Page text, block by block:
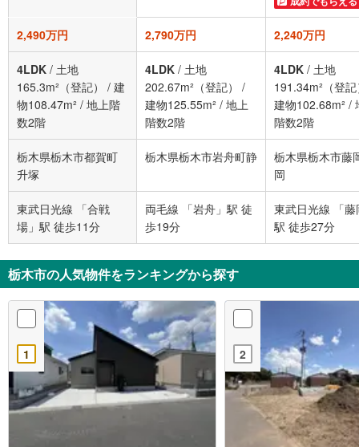
2,490万円 2,790万円 2,240万円
4LDK / 土地
165.3m²（登記）
/ 建
物108.47m² / 地上階
数2階
4LDK / 土地
202.67m²（登記）
/
建物125.55m² / 地上
階数2階
4LDK / 土地
191.34m²（登
建物102.68m² /
階数2階
栃木県栃木市都賀町
升塚
栃木県栃木市岩舟町静
栃木県栃木市藤
岡
東武日光線 「合戦
場」駅 徒歩11分
両毛線 「岩舟」駅 徒
歩19分
東武日光線 「藤
駅 徒歩27分
栃木市の人気物件をランキングから探す
1 2